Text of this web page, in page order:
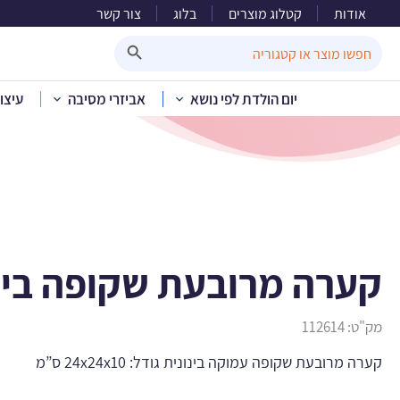
אודות קטלוג מוצרים בלוג צור קשר
for:
יום הולדת לפי נושא אביזרי מסיבה
בית»קטלוג מוצרים
קערה מרובעת שקופה
מק"ט:112614
קערה מרובעת שקופה עמוקה בינונית גודל: 24x24x10 ס”מ